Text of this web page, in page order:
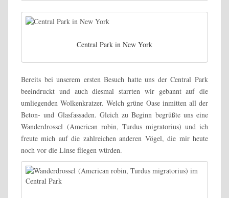
Central Park in New York
Bereits bei unserem ersten Besuch hatte uns der Central Park
beeindruckt und auch diesmal starrten wir gebannt auf die
umliegenden Wolkenkratzer. Welch grüne Oase inmitten all der
Beton- und Glasfassaden. Gleich zu Beginn begrüßte uns eine
Wanderdrossel (American robin, Turdus migratorius) und ich
freute mich auf die zahlreichen anderen Vögel, die mir heute
noch vor die Linse fliegen würden.